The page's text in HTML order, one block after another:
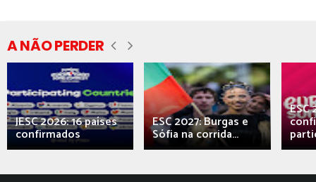
A NÃO PERDER
JESC 2026: 16 países
confirmados
ESC 2027: Burgas e
Sófia na corrida...
ESC